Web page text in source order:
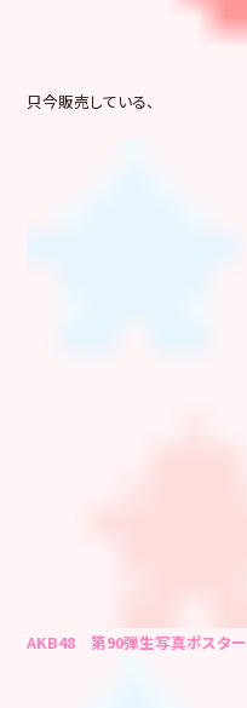
只今販売している、
AKB48 第90弾生写真ポスター